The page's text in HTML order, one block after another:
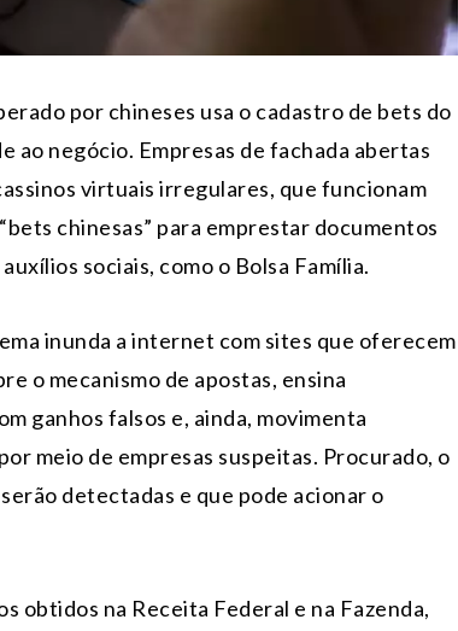
por chineses usa o cadastro de bets do
ao negócio. Empresas de fachada abertas
virtuais irregulares, que funcionam
chinesas” para emprestar documentos
sociais, como o Bolsa Família.
inunda a internet com sites que oferecem
o mecanismo de apostas, ensina
ganhos falsos e, ainda, movimenta
meio de empresas suspeitas. Procurado, o
detectadas e que pode acionar o
obtidos na Receita Federal e na Fazenda,